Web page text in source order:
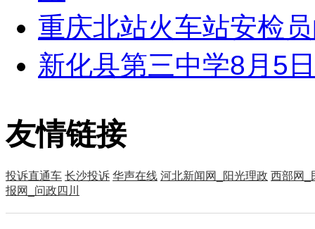
重庆北站火车站安检
新化县第三中学8月5
友情链接
投诉直通车 长沙投诉 华声在线 河北新闻网_阳光理政 西部网_
报网_问政四川